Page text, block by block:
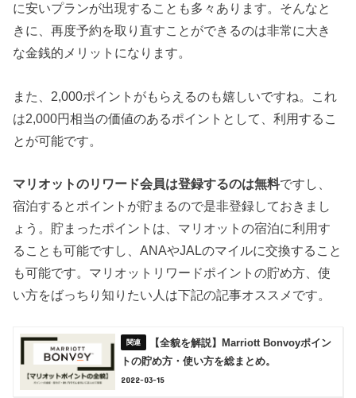
に安いプランが出現することも多々あります。そんなと
きに、再度予約を取り直すことができるのは非常に大き
な金銭的メリットになります。
また、2,000ポイントがもらえるのも嬉しいですね。これ
は2,000円相当の価値のあるポイントとして、利用するこ
とが可能です。
マリオットのリワード会員は登録するのは無料ですし、
宿泊するとポイントが貯まるので是非登録しておきまし
ょう。貯まったポイントは、マリオットの宿泊に利用す
ることも可能ですし、ANAやJALのマイルに交換すること
も可能です。マリオットリワードポイントの貯め方、使
い方をばっちり知りたい人は下記の記事オススメです。
【全貌を解説】Marriott Bonvoyポイン
トの貯め方・使い方を総まとめ。
2022-03-15